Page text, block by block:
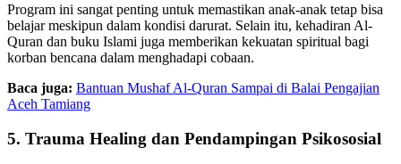
Program ini sangat penting untuk memastikan anak-anak tetap bisa
belajar meskipun dalam kondisi darurat. Selain itu, kehadiran Al-
Quran dan buku Islami juga memberikan kekuatan spiritual bagi
korban bencana dalam menghadapi cobaan.
Baca juga: Bantuan Mushaf Al-Quran Sampai di Balai Pengajian
Aceh Tamiang
5. Trauma Healing dan Pendampingan Psikososial